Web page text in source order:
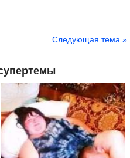
Следующая тема »